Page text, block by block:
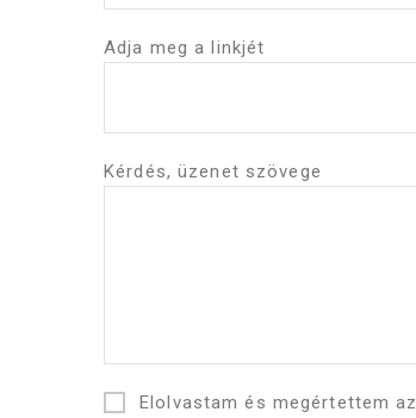
Adja meg a linkjét
Kérdés, üzenet szövege
Elolvastam és megértettem